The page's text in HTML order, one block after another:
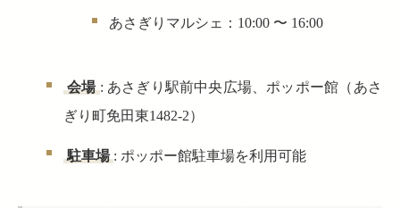
あさぎりマルシェ：10:00 〜 16:00
会場 : あさぎり駅前中央広場、ポッポー館（あさ
ぎり町免田東1482-2）
駐車場 : ポッポー館駐車場を利用可能